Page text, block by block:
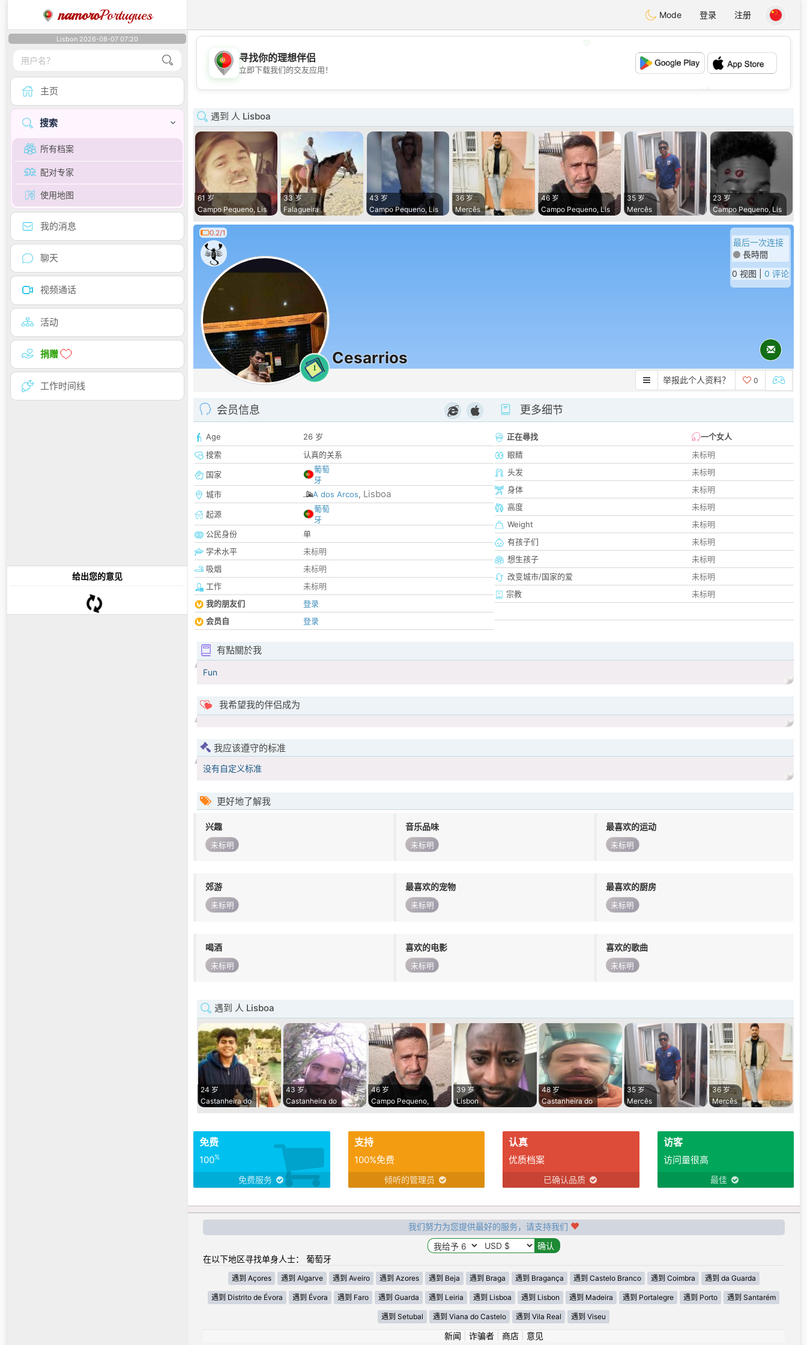
namoroPortugues Mode 登录 注册
Lisbon 2026-08-07 07:20
主页
搜索
所有档案
配对专家
使用地图
我的消息
聊天
视频通话
活动
捐赠
工作时间线
给出您的意见
💖
💕
寻找你的理想伴侣
立即下载我们的交友应用！
遇到 人 Lisboa
61 岁
Campo Pequeno, Lis
33 岁
Falagueira
43 岁
Campo Pequeno, Lis
36 岁
Mercês
46 岁
Campo Pequeno, Lis
35 岁
Mercês
23 岁
Campo Pequeno, Lis
0.2/1
1
Cesarrios
最后一次连接
長時間
0 视图 | 0 评论
举报此个人资料？ 0
会员信息
Age
26 岁
搜索
认真的关系
国家
葡萄
牙
城市
A dos Arcos, Lisboa
起源
葡萄
牙
公民身份
单
学术水平
未标明
吸烟
未标明
工作
未标明
我的朋友们
登录
会员自
登录
更多细节
正在尋找
一个女人
眼睛
未标明
头发
未标明
身体
未标明
高度
未标明
Weight
未标明
有孩子们
未标明
想生孩子
未标明
改变城市/国家的爱
未标明
宗教
未标明
有點關於我
Fun
我希望我的伴侣成为
我应该遵守的标准
没有自定义标准
更好地了解我
兴趣
未标明
音乐品味
未标明
最喜欢的运动
未标明
郊游
未标明
最喜欢的宠物
未标明
最喜欢的厨房
未标明
喝酒
未标明
喜欢的电影
未标明
喜欢的歌曲
未标明
遇到 人 Lisboa
24 岁
Castanheira do
43 岁
Castanheira do
46 岁
Campo Pequeno,
39 岁
Lisbon
48 岁
Castanheira do
35 岁
Mercês
36 岁
Mercês
免费
100%
免费服务
支持
100%免费
倾听的管理员
认真
优质档案
已确认品质
访客
访问量很高
最佳
我们努力为您提供最好的服务，请支持我们
在以下地区寻找单身人士： 葡萄牙
遇到 Açores 遇到 Algarve 遇到 Aveiro 遇到 Azores 遇到 Beja 遇到 Braga 遇到 Bragança 遇到 Castelo Branco 遇到 Coimbra 遇到 da Guarda
遇到 Distrito de Évora 遇到 Évora 遇到 Faro 遇到 Guarda 遇到 Leiria 遇到 Lisboa 遇到 Lisbon 遇到 Madeira 遇到 Portalegre 遇到 Porto 遇到 Santarém
遇到 Setubal 遇到 Viana do Castelo 遇到 Vila Real 遇到 Viseu
新闻 诈骗者| 商店| 意见